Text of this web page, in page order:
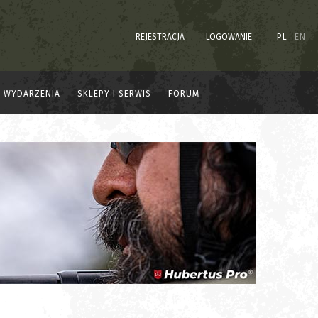
REJESTRACJA LOGOWANIE PL EN
WYDARZENIA SKLEPY I SERWIS FORUM